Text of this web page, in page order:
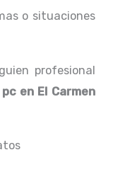
o situaciones
profesional
pcen El Carmen